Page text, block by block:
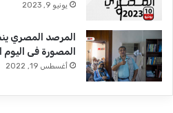
يونيو 9, 2023
المرصد المصري
المصورة فى اليوم
أغسطس 19, 2022